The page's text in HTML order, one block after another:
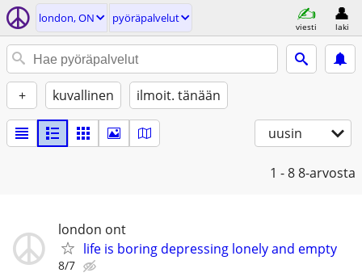
london, ON pyöräpalvelut
viesti laki
+ kuvallinen ilmoit. tänään
uusin
1 - 88-arvosta
london ont
life is boring depressing lonely and empty
8/7